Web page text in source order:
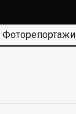
Фоторепортажи